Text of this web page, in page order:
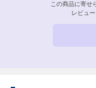
この商品に寄せ
レビュ